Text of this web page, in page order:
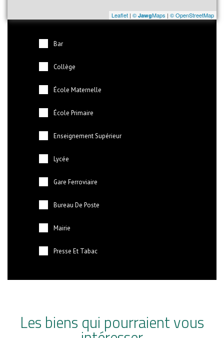
Leaflet | © JawgMaps | © OpenStreetMap
Bar
Collège
École Maternelle
École Primaire
Enseignement Supérieur
Lycée
Gare Ferroviaire
Bureau De Poste
Mairie
Presse Et Tabac
Les biens qui pourraient vous